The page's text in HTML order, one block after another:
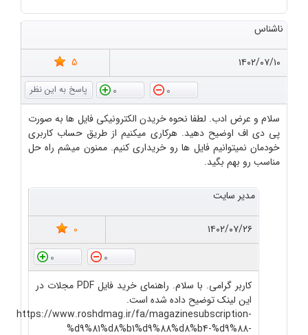
ناشناس
۱۴۰۲/۰۷/۱۰
5
0
0
سلام و عرض ادب. لطفا نحوه خریدن الکترونیکی فایل ها به صورت
پی دی اف اوضیح دهید. هرکاری میکنیم از طریق حساب کاربری
خودمان نمیتوانیم فایل ها رو خریداری کنیم. ممنون میشم راه حل
مناسب رو بهم بگید.
مدیر سایت
۱۴۰۲/۰۷/۲۶
0
0
0
کاربر گرامی. با سلام. راهنمای خرید فایل PDF مجلات در
این لینک توضیح داده شده است.
https://www.roshdmag.ir/fa/magazinesubscription-
%d9%81%d8%b1%d9%88%d8%b4-%d9%88-